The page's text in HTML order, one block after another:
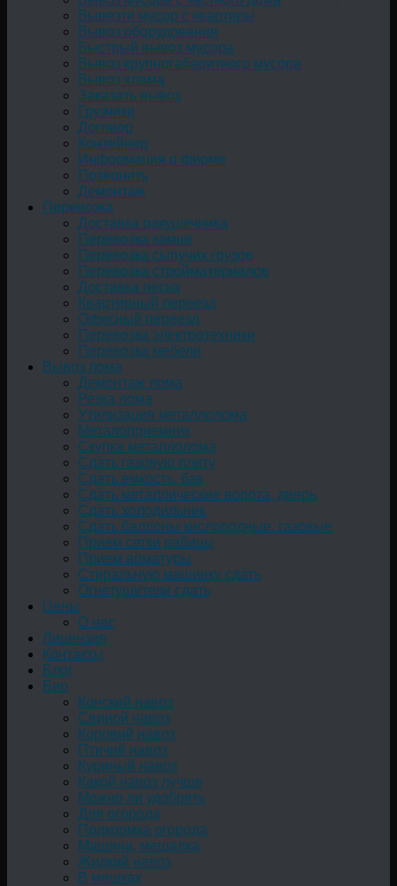
Вывезти мусор с квартиры
Вывоз оборудования
Быстрый вывоз мусора
Вывоз крупногабаритного мусора
Вывоз хлама
Заказать вывоз
Грузчики
Договор
Контейнер
Информация о фирме
Позвонить
Демонтаж
Перевозка
Доставка ракушечника
Перевозка камня
Перевозка сыпучих грузов
Перевозка стройматериалов
Доставка песка
Квартирный переезд
Офисный переезд
Перевозка электротехники
Перевозка мебели
Вывоз лома
Демонтаж лома
Резка лома
Утилизация металлолома
Металоприемник
Скупка металлолома
Сдать газовую плиту
Сдать емкость, бак
Cдать металлические ворота, дверь
Сдать холодильник
Сдать баллоны кислородные, газовые
Прием сетки рабицы
Прием арматуры
Стиральную машинку сдать
Огнетушители сдать
Цены
О нас
Лицензия
Контакты
Блог
Био
Конский навоз
Свиной навоз
Коровий навоз
Птичий навоз
Куриный навоз
Какой навоз лучше
Можно ли удобрять
Для огорода
Подкормка огорода
Машина, мешалка
Жидкий навоз
В мешках